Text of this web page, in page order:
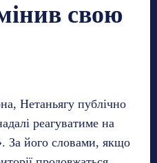
свою
Нетаньягу публічно
реагуватиме на
За його словами, якщо